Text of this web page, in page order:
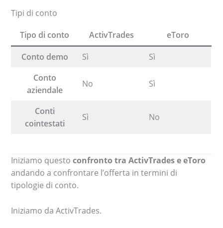
Tipi di conto
Tipo di conto
ActivTrades
eToro
Conto demo
Sì
Sì
Conto
aziendale
No Sì
Conti
cointestati
Sì No
Iniziamo questoconfronto tra ActivTrades e eToro
andando a confrontare l’offerta in termini di
tipologie di conto.
Iniziamo da ActivTrades.